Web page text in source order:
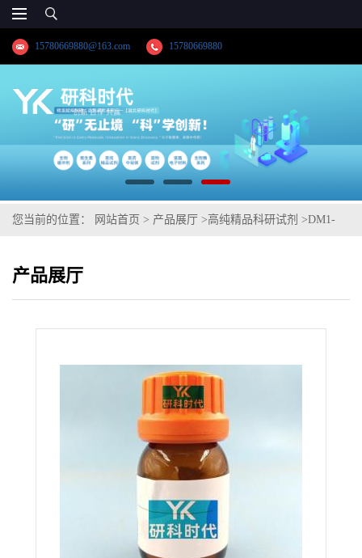
15780669880@163.com 15780669880
您当前的位置： 网站首页 > 产品展厅 >高纯精品科研试剂 >DM1-
产品展厅